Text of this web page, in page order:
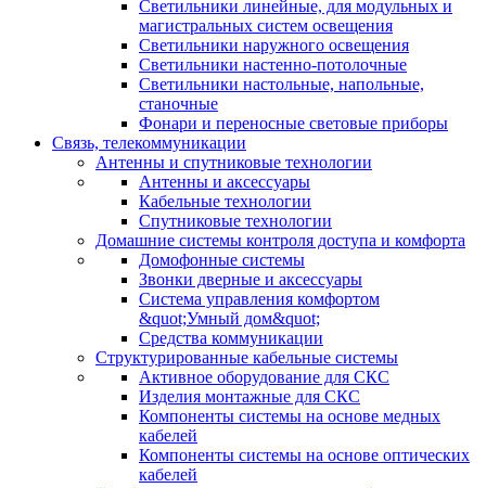
Светильники линейные, для модульных и
магистральных систем освещения
Светильники наружного освещения
Светильники настенно-потолочные
Светильники настольные, напольные,
станочные
Фонари и переносные световые приборы
Связь, телекоммуникации
Антенны и спутниковые технологии
Антенны и аксессуары
Кабельные технологии
Спутниковые технологии
Домашние системы контроля доступа и комфорта
Домофонные системы
Звонки дверные и аксессуары
Система управления комфортом
&quot;Умный дом&quot;
Средства коммуникации
Структурированные кабельные системы
Активное оборудование для СКС
Изделия монтажные для СКС
Компоненты системы на основе медных
кабелей
Компоненты системы на основе оптических
кабелей